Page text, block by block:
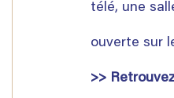
télé, une
ouverte sur
>>